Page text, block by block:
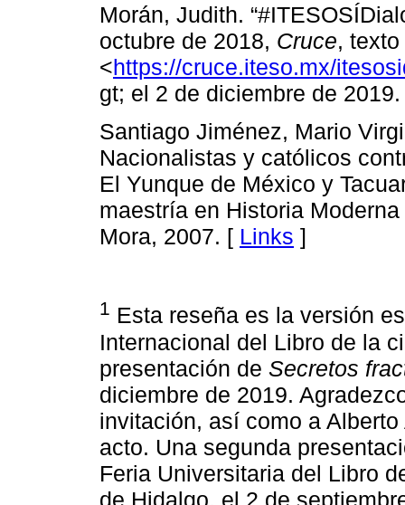
Morán, Judith.
octubre de 2018, Cruce,
<https://cruce.iteso.mx/
gt; el 2 de diciembre de
Santiago Jiménez, Mario
Nacionalistas y católicos
El Yunque de México y
maestría en Historia
Mora, 2007. [ Links ]
1 Esta reseña es la versión
Internacional del Libro de la
presentación de Secretos
diciembre de 2019.
invitación, así como a
acto. Una segunda
Feria Universitaria del Libro
de Hidalgo, el 2 de